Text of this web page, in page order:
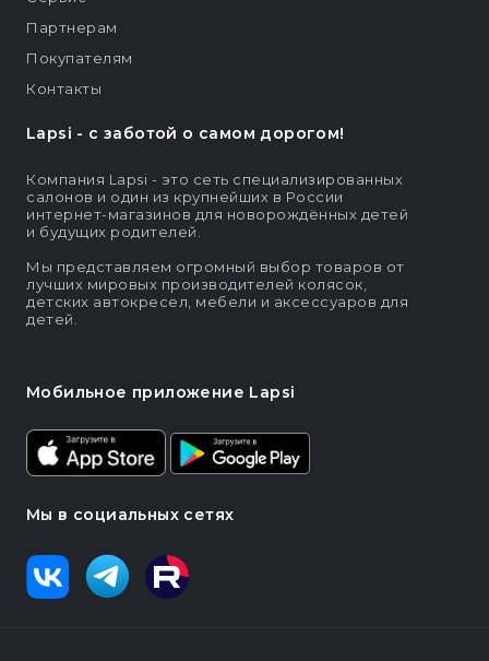
Lapsi - c заботой о самом дорогом!
Компания Lapsi - это сеть специализированных
салонов и один из крупнейших в России
интернет-магазинов для новорождённых детей
и будущих родителей.
Мы представляем огромный выбор товаров от
лучших мировых производителей колясок,
детских автокресел, мебели и аксессуаров для
детей.
Мобильное приложение Lapsi
Мы в социальных сетях
Партнерам
Покупателям
Контакты